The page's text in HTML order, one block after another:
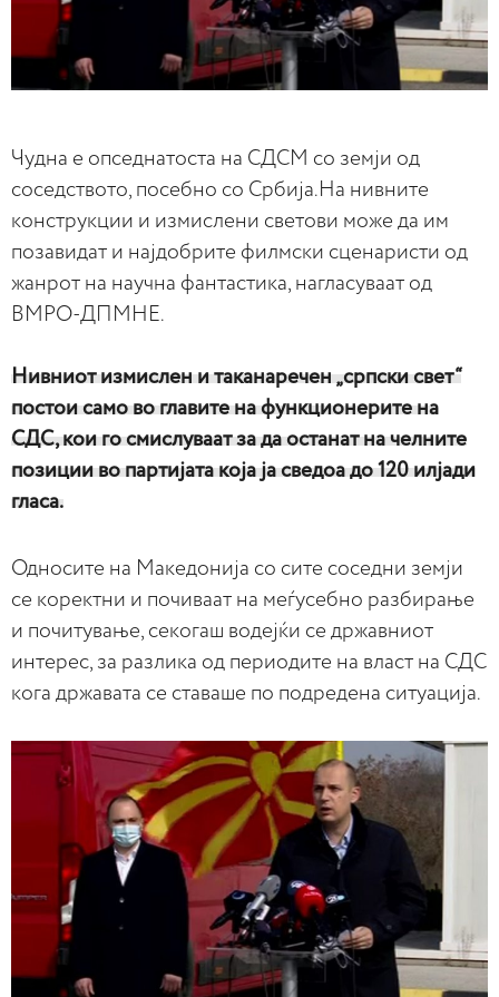
Чудна е опседнатоста на СДСМ со земји од
соседството, посебно со Србија.На нивните
конструкции и измислени светови може да им
позавидат и најдобрите филмски сценаристи од
жанрот на научна фантастика, нагласуваат од
ВМРО-ДПМНЕ.
Нивниот измислен и таканаречен „српски свет“
постои само во главите на функционерите на
СДС, кои го смислуваат за да останат на челните
позиции во партијата која ја сведоа до 120 илјади
гласа.
Односите на Македонија со сите соседни земји
се коректни и почиваат на меѓусебно разбирање
и почитување, секогаш водејќи се државниот
интерес, за разлика од периодите на власт на СДС
кога државата се ставаше по подредена ситуација.